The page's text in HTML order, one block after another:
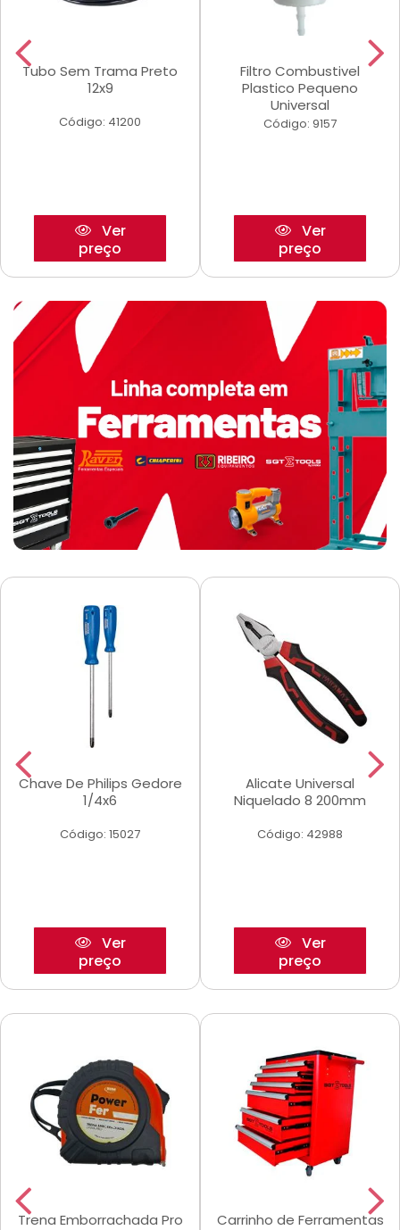
Tubo Sem Trama Preto
12x9
Código: 41200
Ver
preço
Filtro Combustivel
Plastico Pequeno
Universal
Código: 9157
Ver
preço
Chave De Philips Gedore
1/4x6
Código: 15027
Ver
preço
Alicate Universal
Niquelado 8 200mm
Código: 42988
Ver
preço
Trena Emborrachada Pro
Carrinho de Ferramentas